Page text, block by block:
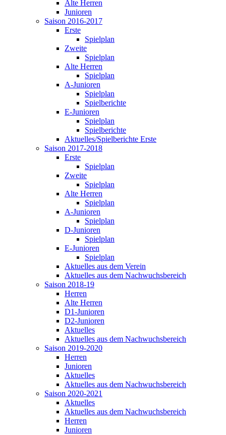
Alte Herren
Junioren
Saison 2016-2017
Erste
Spielplan
Zweite
Spielplan
Alte Herren
Spielplan
A-Junioren
Spielplan
Spielberichte
E-Junioren
Spielplan
Spielberichte
Aktuelles/Spielberichte Erste
Saison 2017-2018
Erste
Spielplan
Zweite
Spielplan
Alte Herren
Spielplan
A-Junioren
Spielplan
D-Junioren
Spielplan
E-Junioren
Spielplan
Aktuelles aus dem Verein
Aktuelles aus dem Nachwuchsbereich
Saison 2018-19
Herren
Alte Herren
D1-Junioren
D2-Junioren
Aktuelles
Aktuelles aus dem Nachwuchsbereich
Saison 2019-2020
Herren
Junioren
Aktuelles
Aktuelles aus dem Nachwuchsbereich
Saison 2020-2021
Aktuelles
Aktuelles aus dem Nachwuchsbereich
Herren
Junioren